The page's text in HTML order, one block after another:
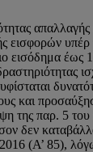
εισφορών
εισόδημα έως
και
της παρ. 5
δεν
(Α’ 85),